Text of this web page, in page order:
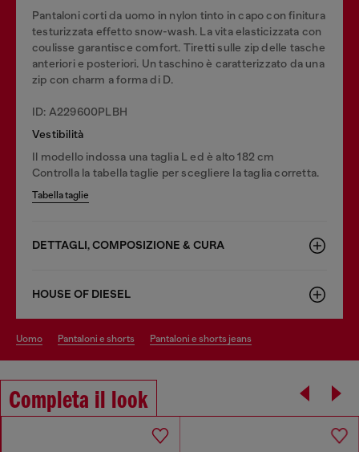
Pantaloni corti da uomo in nylon tinto in capo con finitura
testurizzata effetto snow-wash. La vita elasticizzata con
coulisse garantisce comfort. Tiretti sulle zip delle tasche
anteriori e posteriori. Un taschino è caratterizzato da una
zip con charm a forma di D.
ID: A229600PLBH
Vestibilità
Il modello indossa una taglia L ed è alto 182 cm
Controlla la tabella taglie per scegliere la taglia corretta.
Tabella taglie
DETTAGLI, COMPOSIZIONE & CURA
HOUSE OF DIESEL
uomo pantaloni e shorts pantaloni e shorts jeans
Completa il look